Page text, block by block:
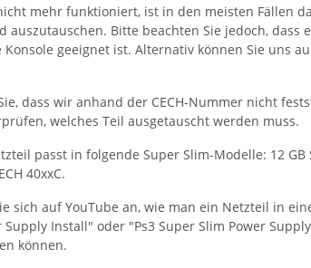
mehr funktioniert, ist in den meisten Fällen
auszutauschen. Bitte beachten Sie jedoch,
geeignet ist. Alternativ können Sie uns
dass wir anhand der CECH-Nummer nicht
welches Teil ausgetauscht werden muss.
passt in folgende Super Slim-Modelle: 12 GB
40xxC.
sich auf YouTube an, wie man ein Netzteil in
Supply Install" oder "Ps3 Super Slim Power
können.